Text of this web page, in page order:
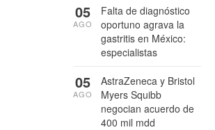
Falta de diagnóstico
oportuno agrava la
gastritis en México:
especialistas
05
AGO
AstraZeneca y Bristol
Myers Squibb
negocian acuerdo de
400 mil mdd
05
AGO